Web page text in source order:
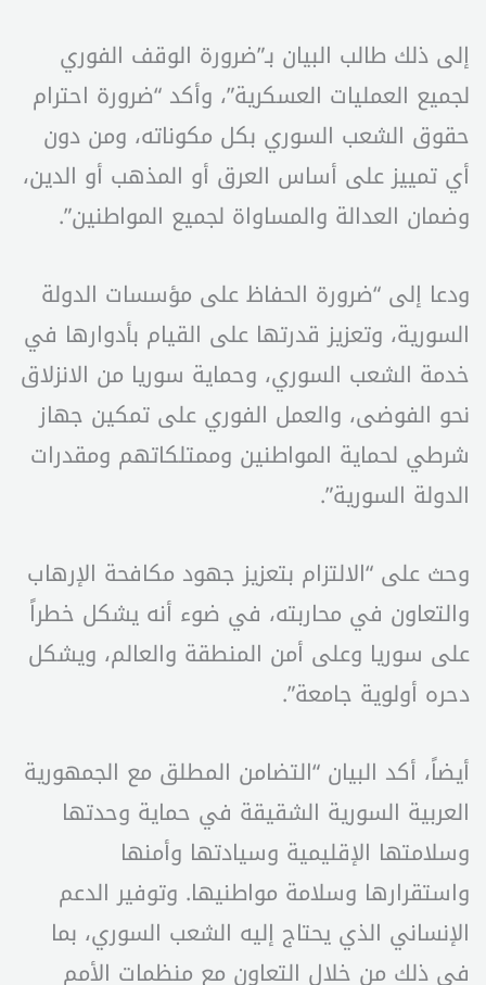
إلى ذلك طالب البيان بـ”ضرورة الوقف الفوري
لجميع العمليات العسكرية”، وأكد “ضرورة احترام
حقوق الشعب السوري بكل مكوناته، ومن دون
أي تمييز على أساس العرق أو المذهب أو الدين،
وضمان العدالة والمساواة لجميع المواطنين”.
ودعا إلى “ضرورة الحفاظ على مؤسسات الدولة
السورية، وتعزيز قدرتها على القيام بأدوارها في
خدمة الشعب السوري، وحماية سوريا من الانزلاق
نحو الفوضى، والعمل الفوري على تمكين جهاز
شرطي لحماية المواطنين وممتلكاتهم ومقدرات
الدولة السورية”.
وحث على “الالتزام بتعزيز جهود مكافحة الإرهاب
والتعاون في محاربته، في ضوء أنه يشكل خطراً
على سوريا وعلى أمن المنطقة والعالم، ويشكل
دحره أولوية جامعة”.
أيضاً، أكد البيان “التضامن المطلق مع الجمهورية
العربية السورية الشقيقة في حماية وحدتها
وسلامتها الإقليمية وسيادتها وأمنها
واستقرارها وسلامة مواطنيها. وتوفير الدعم
الإنساني الذي يحتاج إليه الشعب السوري، بما
في ذلك من خلال التعاون مع منظمات الأمم